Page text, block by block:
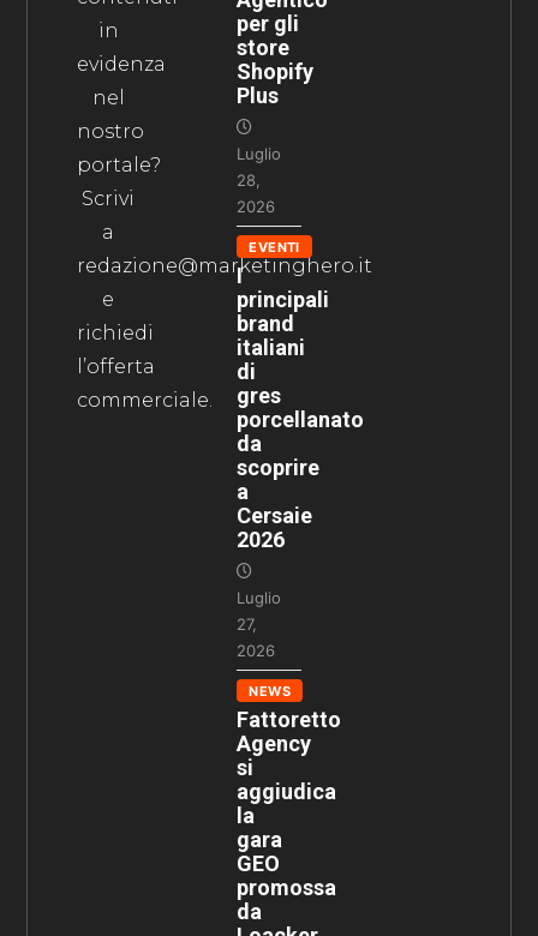
in
evidenza
nel
nostro
portale?
Scrivi
a
redazione@marketinghero.it
e
richiedi
l’offerta
commerciale.
per gli
store
Shopify
Plus
Luglio
28,
2026
EVENTI
I
principali
brand
italiani
di
gres
porcellanato
da
scoprire
a
Cersaie
2026
Luglio
27,
2026
NEWS
Fattoretto
Agency
si
aggiudica
la
gara
GEO
promossa
da